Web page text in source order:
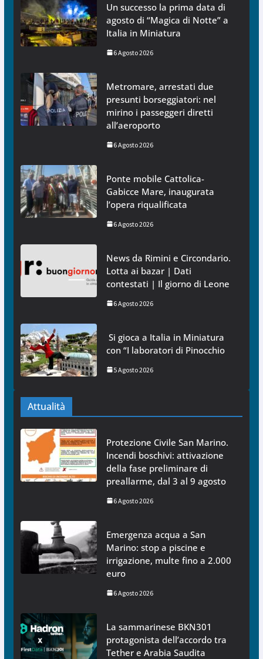
Un successo la prima data di
agosto di “Magica di Notte” a
Italia in Miniatura
6 Agosto 2026
Metromare, arrestati due
presunti borseggiatori: nel
mirino i passeggeri diretti
all’aeroporto
6 Agosto 2026
Ponte mobile Cattolica-
Gabicce Mare, inaugurata
l’opera riqualificata
6 Agosto 2026
News da Rimini e Circondario.
Lotta ai bazar | Dati
contestati | Il giorno di Leone
6 Agosto 2026
Si gioca a Italia in Miniatura
con “I laboratori di Pinocchio
5 Agosto 2026
Attualità
Protezione Civile San Marino.
Incendi boschivi: attivazione
della fase preliminare di
preallarme, dal 3 al 9 agosto
6 Agosto 2026
Emergenza acqua a San
Marino: stop a piscine e
irrigazione, multe fino a 2.000
euro
6 Agosto 2026
La sammarinese BKN301
protagonista dell’accordo tra
Tether e Arabia Saudita